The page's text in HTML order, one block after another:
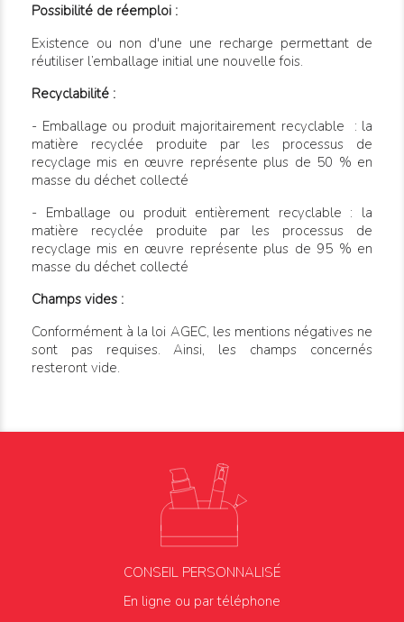
Possibilité de réemploi :
Existence ou non d'une une recharge permettant de
réutiliser l’emballage initial une nouvelle fois.
Recyclabilité :
- Emballage ou produit majoritairement recyclable : la
matière recyclée produite par les processus de
recyclage mis en œuvre représente plus de 50 % en
masse du déchet collecté
- Emballage ou produit entièrement recyclable : la
matière recyclée produite par les processus de
recyclage mis en œuvre représente plus de 95 % en
masse du déchet collecté
Champs vides :
Conformément à la loi AGEC, les mentions négatives ne
sont pas requises. Ainsi, les champs concernés
resteront vide.
CONSEIL PERSONNALISÉ
En ligne ou par téléphone